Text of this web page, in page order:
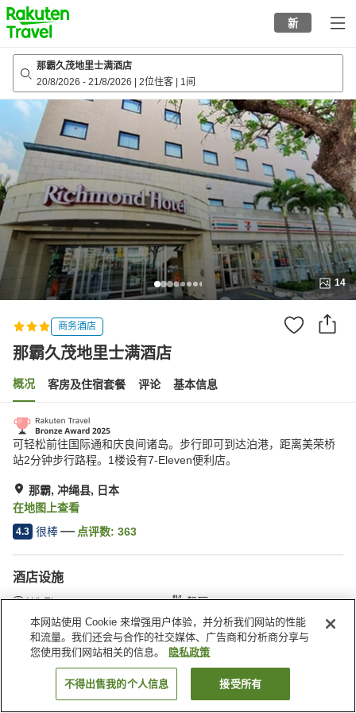
to
top
page
新
那霸久茂地里士满酒店
20/8/2026 - 21/8/2026 2位住客 1间
14
商务酒店
那霸久茂地里士满酒店
概况 客房及住宿套餐 评论 基本信息
可轻松前往国际通和庆良间诸岛。步行即可到达泊港，距离美荣桥
站2分钟步行路程。1楼设有7-Eleven便利店。
那霸, 冲绳县, 日本
在地图上查看
4.3 很棒 点评数: 363
酒店设施
Wi-Fi
餐厅
休息室
自动售货机
首页 日本 冲绳县 那霸 那霸久茂地里士满酒店
搜索客房
本网站使用 Cookie 来增强用户体验，并分析我们网站的性能
和流量。我们还会与合作的社交媒体、广告商和分析商分享与
您使用我们网站相关的信息。
隐私政策
不得出售我的个人信息 接受所有